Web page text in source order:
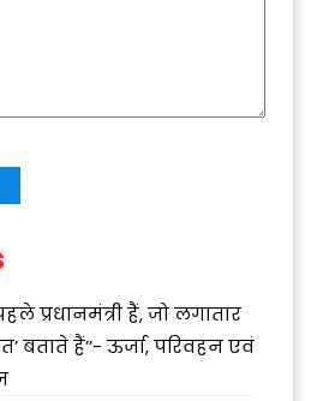
प्रधानमंत्री हैं, जो लगातार
बताते हैं’’- ऊर्जा, परिवहन एवं